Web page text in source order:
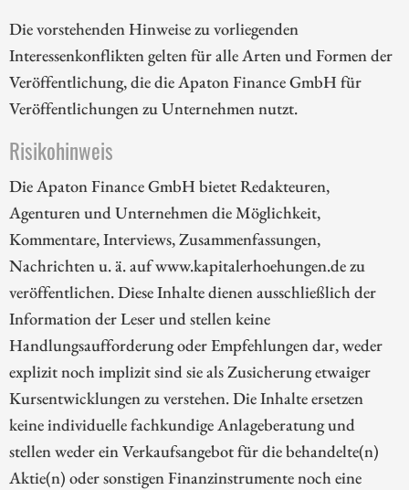
Die vorstehenden Hinweise zu vorliegenden
Interessenkonflikten gelten für alle Arten und Formen der
Veröffentlichung, die die Apaton Finance GmbH für
Veröffentlichungen zu Unternehmen nutzt.
Risikohinweis
Die Apaton Finance GmbH bietet Redakteuren,
Agenturen und Unternehmen die Möglichkeit,
Kommentare, Interviews, Zusammenfassungen,
Nachrichten u. ä. auf www.kapitalerhoehungen.de zu
veröffentlichen. Diese Inhalte dienen ausschließlich der
Information der Leser und stellen keine
Handlungsaufforderung oder Empfehlungen dar, weder
explizit noch implizit sind sie als Zusicherung etwaiger
Kursentwicklungen zu verstehen. Die Inhalte ersetzen
keine individuelle fachkundige Anlageberatung und
stellen weder ein Verkaufsangebot für die behandelte(n)
Aktie(n) oder sonstigen Finanzinstrumente noch eine